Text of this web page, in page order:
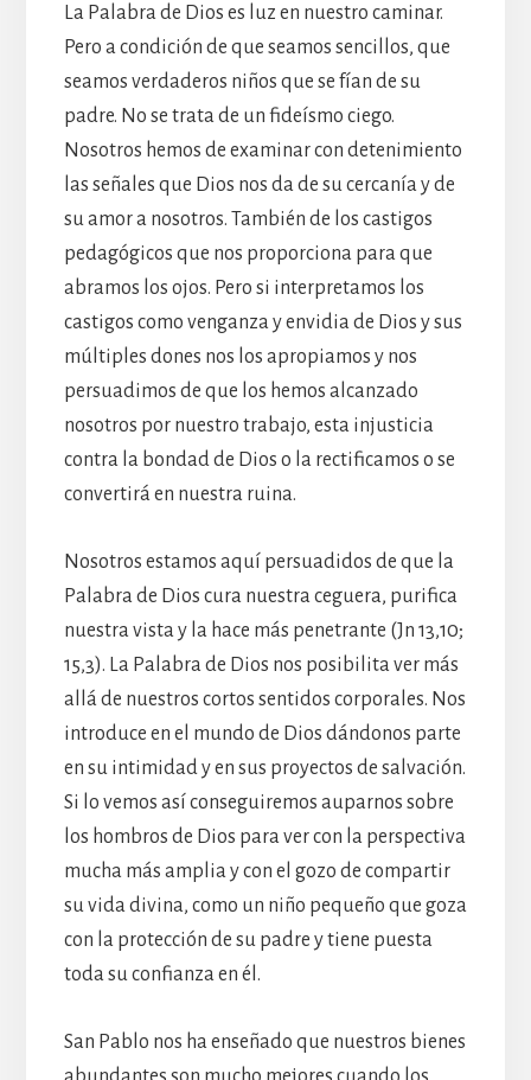
La Palabra de Dios es luz en nuestro caminar.
Pero a condición de que seamos sencillos, que
seamos verdaderos niños que se fían de su
padre. No se trata de un fideísmo ciego.
Nosotros hemos de examinar con detenimiento
las señales que Dios nos da de su cercanía y de
su amor a nosotros. También de los castigos
pedagógicos que nos proporciona para que
abramos los ojos. Pero si interpretamos los
castigos como venganza y envidia de Dios y sus
múltiples dones nos los apropiamos y nos
persuadimos de que los hemos alcanzado
nosotros por nuestro trabajo, esta injusticia
contra la bondad de Dios o la rectificamos o se
convertirá en nuestra ruina.
Nosotros estamos aquí persuadidos de que la
Palabra de Dios cura nuestra ceguera, purifica
nuestra vista y la hace más penetrante (Jn 13,10;
15,3). La Palabra de Dios nos posibilita ver más
allá de nuestros cortos sentidos corporales. Nos
introduce en el mundo de Dios dándonos parte
en su intimidad y en sus proyectos de salvación.
Si lo vemos así conseguiremos auparnos sobre
los hombros de Dios para ver con la perspectiva
mucha más amplia y con el gozo de compartir
su vida divina, como un niño pequeño que goza
con la protección de su padre y tiene puesta
toda su confianza en él.
San Pablo nos ha enseñado que nuestros bienes